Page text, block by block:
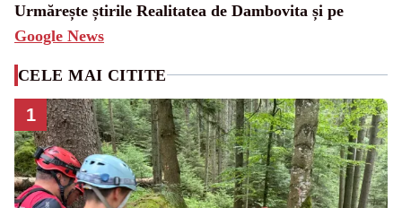
Urmărește știrile Realitatea de Dambovita și pe
Google News
CELE MAI CITITE
1